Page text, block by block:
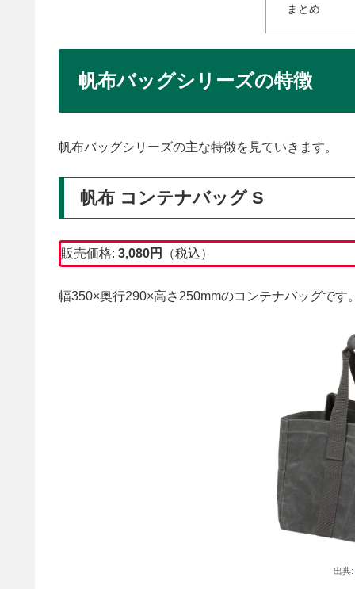
まとめ
帆布バッグシリーズの特徴
帆布バッグシリーズの主な特徴を見ていきます。
帆布 コンテナバッグ S
販売価格: 3,080円 （税込）
幅350×奥行290×高さ250mmのコンテナバッグです。
出典: